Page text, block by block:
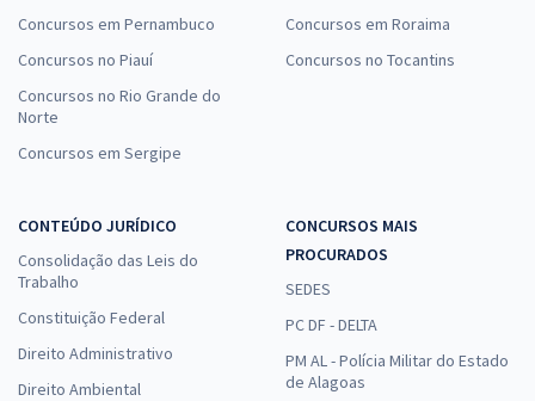
Concursos em Pernambuco
Concursos no Piauí
Concursos no Rio Grande do
Norte
Concursos em Sergipe
Concursos em Roraima
Concursos no Tocantins
CONTEÚDO JURÍDICO
Consolidação das Leis do
Trabalho
Constituição Federal
Direito Administrativo
Direito Ambiental
CONCURSOS MAIS
PROCURADOS
SEDES
PC DF - DELTA
PM AL - Polícia Militar do Estado
de Alagoas